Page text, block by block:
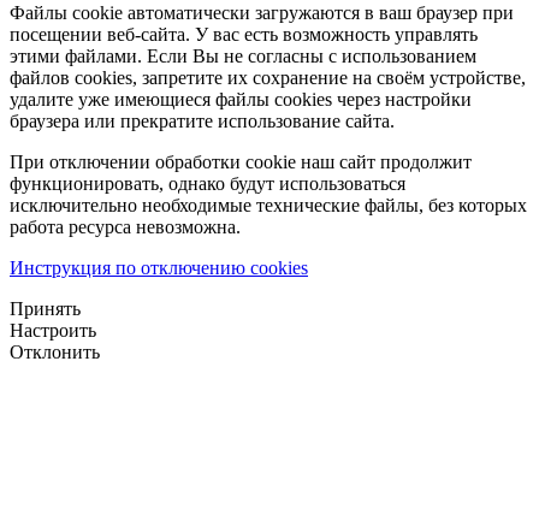
Файлы cookie автоматически загружаются в ваш браузер при
посещении веб-сайта. У вас есть возможность управлять
этими файлами. Если Вы не согласны с использованием
файлов cookies, запретите их сохранение на своём устройстве,
удалите уже имеющиеся файлы cookies через настройки
браузера или прекратите использование сайта.
При отключении обработки cookie наш сайт продолжит
функционировать, однако будут использоваться
исключительно необходимые технические файлы, без которых
работа ресурса невозможна.
Инструкция по отключению cookies
Принять
Настроить
Отклонить